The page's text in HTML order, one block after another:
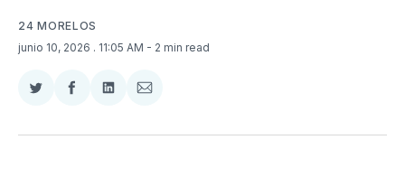
24 MORELOS
junio 10, 2026 . 11:05 AM - 2 min read
Compartir
Twitter
Compartir
Facebook
Compartir
LinkedIn
Compartir
Email